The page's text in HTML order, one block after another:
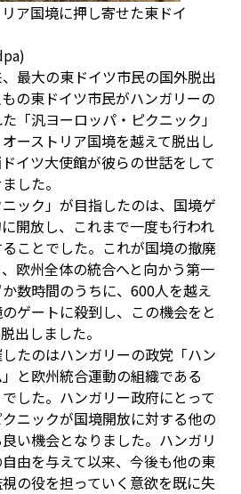
ア国境に押し寄せた東ドイ
最大の東ドイツ市民の国外脱出
の東ドイツ市民がハンガリーの
「汎ヨーロッパ・ピクニック」
ーストリア国境を越えて脱出し
イツ大使館が彼らの世話をして
した。
ニック」が目指したのは、国境ゲ
開放し、これまで一度も行われ
ことでした。これが国境の撤廃
欧州全体の統合へと向かう第一
数時間のうちに、600人を越え
ゲートに殺到し、この機会をと
出しました。
たのはハンガリーの政党「ハン
と欧州統合運動の組織である
でした。ハンガリー政府にとって
ニックが国境開放に対する他の
い機会となりました。ハンガリ
由を与えて以来、今後も他の東
の役を担っていく意欲を既に失